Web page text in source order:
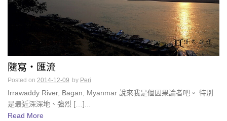
隨寫・匯流
Posted on 2014-12-09 by Peri
Irrawaddy River, Bagan, Myanmar 說來我是個因果論者吧。 特別
是最近深深地、強烈 […]...
Read More